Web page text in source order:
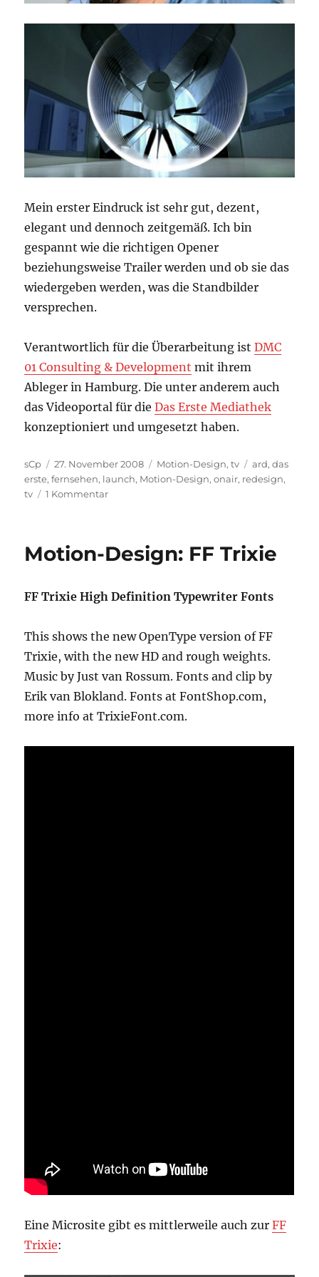
Mein erster Eindruck ist sehr gut, dezent,
elegant und dennoch zeitgemäß. Ich bin
gespannt wie die richtigen Opener
beziehungsweise Trailer werden und ob sie das
wiedergeben werden, was die Standbilder
versprechen.
Verantwortlich für die Überarbeitung istDMC
01 Consulting & Development mit ihrem
Ableger in Hamburg. Die unter anderem auch
das Videoportal für dieDas Erste Mediathek
konzeptioniert und umgesetzt haben.
Autor
sCp
Veröffentlicht
am
27. November 2008 Kategorien
Motion-Design,tv Schlagwörter
ard,das
erste,fernsehen, launch, Motion-Design,onair, redesign,
tv
1 Kommentarzu
neues
&
Motion-Design: FF Trixie
FF Trixie High Definition Typewriter Fonts
This shows the new OpenType version of FF
Trixie, with the new HD and rough weights.
Music by Just van Rossum. Fonts and clip by
Erik van Blokland. Fonts at FontShop.com,
more info at TrixieFont.com.
Eine Microsite gibt es mittlerweile auch zurFF
Trixie: